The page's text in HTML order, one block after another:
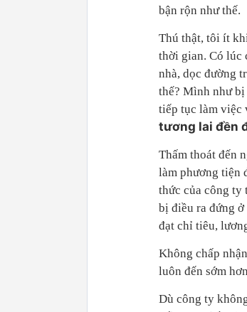
bận rộn như thế.
Thú thật, tôi ít
thời gian. Có lúc
nhà, dọc đường
thế? Mình như
tiếp tục làm việc
tương lai đền
Thấm thoát đến
làm phương tiện
thức của công ty
bị điều ra đứng
đạt chỉ tiêu,
Không chấp
luôn đến sớm
Dù công ty